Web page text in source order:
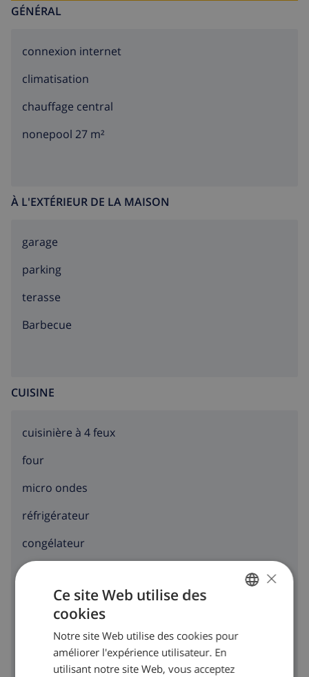
Sur la plage de sable large, beaucoups de sports
terrains de golf, parc d’eau, dolfinarium, manèges et
des complexes sportifs garantissent des vacances
GÉNÉRAL
connexion internet
climatisation
chauffage central
nonepool 27 m²
À L'EXTÉRIEUR DE LA MAISON
garage
parking
terasse
barbecue
CUISINE
cuisinière à 4 feux
four
micro ondes
réfrigérateur
congélateur
toaster
lave-vaisselle
DUTCH
×
Ce site Web utilise des
cookies
Notre site Web utilise des cookies pour
améliorer l'expérience utilisateur. En
utilisant notre site Web, vous acceptez